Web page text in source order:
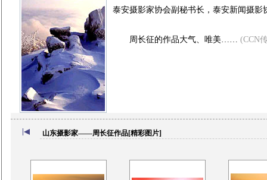
泰安摄影家协会副秘书长，泰安新闻摄
周长征的作品大气、唯美…… (CCN
山东摄影家——周长征作品[精彩图片]